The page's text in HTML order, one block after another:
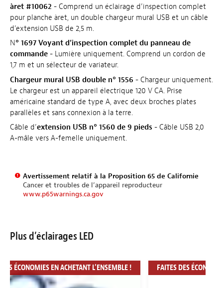
àret #10062 - Comprend un éclairage d’inspection complet
pour planche àret, un double chargeur mural USB et un câble
d’extension USB de 2,5 m.
N° 1697 Voyant d’inspection complet du panneau de
commande - Lumière uniquement. Comprend un cordon de
1,7 m et un sélecteur de variateur.
Chargeur mural USB double n° 1556 - Chargeur uniquement.
Le chargeur est un appareil électrique 120 V CA. Prise
américaine standard de type A, avec deux broches plates
parallèles et sans connexion à la terre.
Câble d’extension USB n° 1560 de 9 pieds - Câble USB 2,0
A-mâle vers A-femelle uniquement.
Avertissement relatif à la Proposition 65 de Californie
Cancer et troubles de l’appareil reproducteur
www.p65warnings.ca.gov
Plus d’éclairages LED
ÉCONOMIES EN ACHETANT L’ENSEMBLE ! FAITES DES